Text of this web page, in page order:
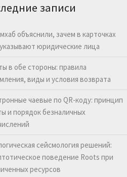
записи
объяснили, зачем в карточках
юридические лица
в обе стороны: правила
виды и условия возврата
чаевые по QR-коду: принцип
и порядок безналичных
сейсмология решений:
поведение Roots при
ресурсов